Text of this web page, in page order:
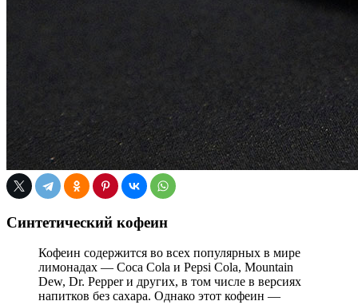
Синтетический кофеин
Кофеин содержится во всех популярных в мире
лимонадах — Coca Cola и Pepsi Cola, Mountain
Dew, Dr. Pepper и других, в том числе в версиях
напитков без сахара. Однако этот кофеин —